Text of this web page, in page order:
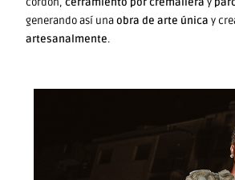
generando así unaobra de arte única y
artesanalmente.